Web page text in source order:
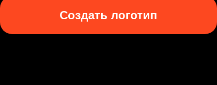
Создать логотип